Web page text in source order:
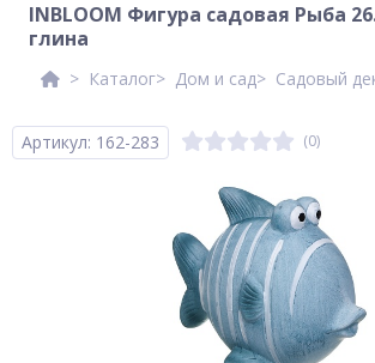
INBLOOM Фигура садовая Рыба
глина
Каталог Дом и сад Садовый
Артикул: 162-283 (0)